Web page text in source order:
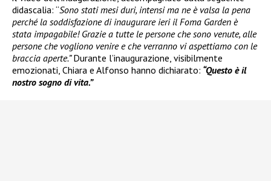
didascalia: “Sono stati mesi duri, intensi ma ne è valsa la pena
perché la soddisfazione di inaugurare ieri il Foma Garden è
stata impagabile! Grazie a tutte le persone che sono venute, alle
persone che vogliono venire e che verranno vi aspettiamo con le
braccia aperte.”Durante l’inaugurazione, visibilmente
emozionati, Chiara e Alfonso hanno dichiarato: “Questo è il
nostro sogno di vita.”